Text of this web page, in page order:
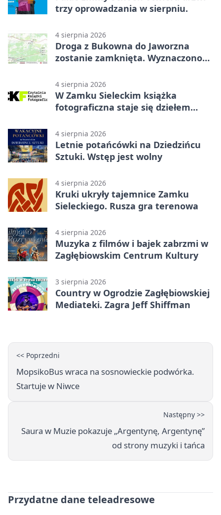
trzy oprowadzania w sierpniu.
4 sierpnia 2026
Droga z Bukowna do Jaworzna
zostanie zamknięta. Wyznaczono
4 sierpnia 2026
W Zamku Sieleckim książka
fotograficzna staje się dziełem
4 sierpnia 2026
Letnie potańcówki na Dziedzińcu
Sztuki. Wstęp jest wolny
4 sierpnia 2026
Kruki ukryły tajemnice Zamku
Sieleckiego. Rusza gra terenowa
4 sierpnia 2026
Muzyka z filmów i bajek zabrzmi w
Zagłębiowskim Centrum Kultury
3 sierpnia 2026
Country w Ogrodzie Zagłębiowskiej
Mediateki. Zagra Jeff Shiffman
<< Poprzedni
MopsikoBus wraca na sosnowieckie podwórka.
Startuje w Niwce
Następny >>
Saura w Muzie pokazuje „Argentynę, Argentynę”
od strony muzyki i tańca
Przydatne dane teleadresowe